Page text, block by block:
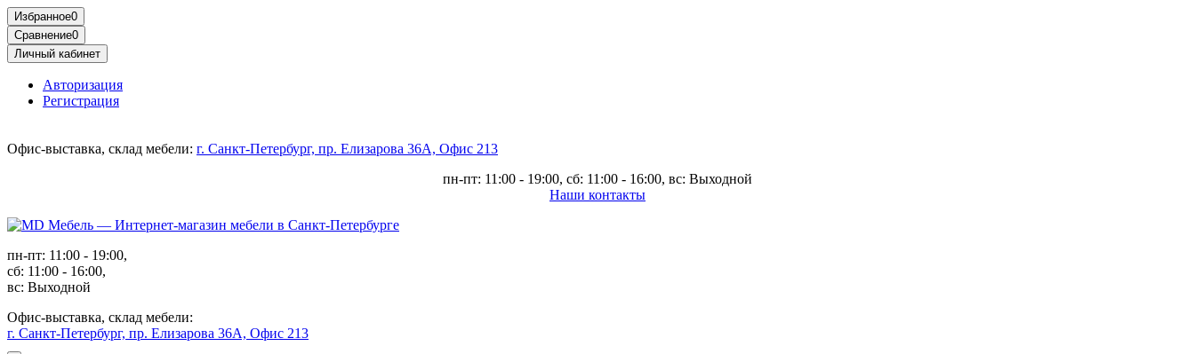
Избранное0
Сравнение0
Личный кабинет
Авторизация
Регистрация
Офис-выставка, склад мебели: г. Санкт-Петербург, пр. Елизарова 36А, Офис 213
пн-пт: 11:00 - 19:00, сб: 11:00 - 16:00, вс: Выходной
Наши контакты
пн-пт: 11:00 - 19:00,
сб: 11:00 - 16:00,
вс: Выходной
Офис-выставка, склад мебели:
г. Санкт-Петербург, пр. Елизарова 36А, Офис 213